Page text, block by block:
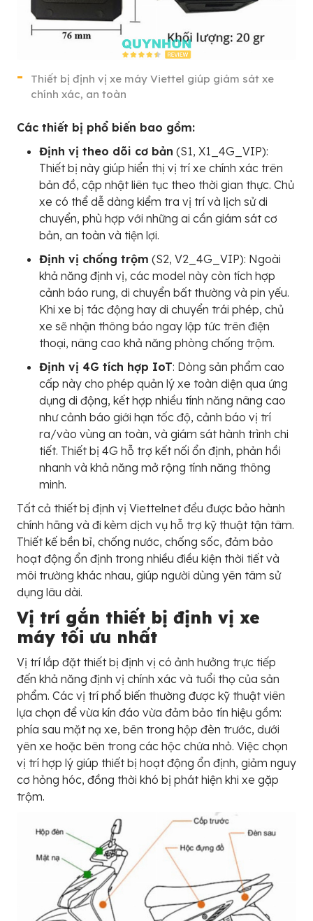
Thiết bị định vị xe máy Viettel giúp giám sát xe
chính xác, an toàn
Các thiết bị phổ biến bao gồm:
Định vị theo dõi cơ bản (S1, X1_4G_VIP):
Thiết bị này giúp hiển thị vị trí xe chính xác trên
bản đồ, cập nhật liên tục theo thời gian thực. Chủ
xe có thể dễ dàng kiểm tra vị trí và lịch sử di
chuyển, phù hợp với những ai cần giám sát cơ
bản, an toàn và tiện lợi.
Định vị chống trộm (S2, V2_4G_VIP): Ngoài
khả năng định vị, các model này còn tích hợp
cảnh báo rung, di chuyển bất thường và pin yếu.
Khi xe bị tác động hay di chuyển trái phép, chủ
xe sẽ nhận thông báo ngay lập tức trên điện
thoại, nâng cao khả năng phòng chống trộm.
Định vị 4G tích hợp IoT: Dòng sản phẩm cao
cấp này cho phép quản lý xe toàn diện qua ứng
dụng di động, kết hợp nhiều tính năng nâng cao
như cảnh báo giới hạn tốc độ, cảnh báo vị trí
ra/vào vùng an toàn, và giám sát hành trình chi
tiết. Thiết bị 4G hỗ trợ kết nối ổn định, phản hồi
nhanh và khả năng mở rộng tính năng thông
minh.
Tất cả thiết bị định vị Viettelnet đều được bảo hành
chính hãng và đi kèm dịch vụ hỗ trợ kỹ thuật tận tâm.
Thiết kế bền bỉ, chống nước, chống sốc, đảm bảo
hoạt động ổn định trong nhiều điều kiện thời tiết và
môi trường khác nhau, giúp người dùng yên tâm sử
dụng lâu dài.
Vị trí gắn thiết bị định vị xe
máy tối ưu nhất
Vị trí lắp đặt thiết bị định vị có ảnh hưởng trực tiếp
đến khả năng định vị chính xác và tuổi thọ của sản
phẩm. Các vị trí phổ biến thường được kỹ thuật viên
lựa chọn để vừa kín đáo vừa đảm bảo tín hiệu gồm:
phía sau mặt nạ xe, bên trong hộp đèn trước, dưới
yên xe hoặc bên trong các hộc chứa nhỏ. Việc chọn
vị trí hợp lý giúp thiết bị hoạt động ổn định, giảm nguy
cơ hỏng hóc, đồng thời khó bị phát hiện khi xe gặp
trộm.